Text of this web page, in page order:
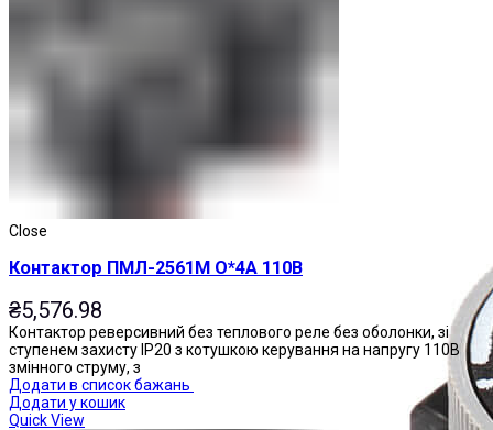
Close
Контактор ПМЛ-2561М О*4А 110В
₴5,576.98
Контактор реверсивний без теплового реле без оболонки, зі
ступенем захисту IP20 з котушкою керування на напругу 110В
змінного струму, з
Додати в список бажань
Додати у кошик
Quick View